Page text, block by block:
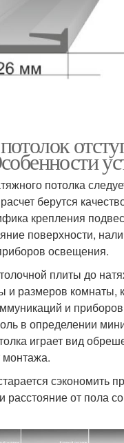
потолка
берутся
крепления
поверхности,
освещения.
плиты до
и размеров комнаты,
и
в определении
играет вид
монтажа.
сэкономить
расстояние от пола